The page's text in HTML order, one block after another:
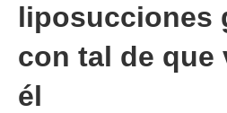
liposucciones
con tal de que
él